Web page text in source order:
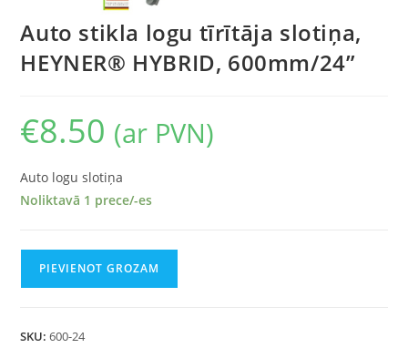
Auto stikla logu tīrītāja slotiņa,
HEYNER® HYBRID, 600mm/24”
€8.50 (ar PVN)
Auto logu slotiņa
Noliktavā 1 prece/-es
PIEVIENOT GROZAM
SKU:600-24